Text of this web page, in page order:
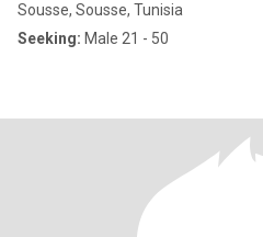
Sousse, Sousse, Tunisia
Seeking: Male 21 - 50